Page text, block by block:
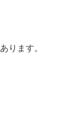
ります。